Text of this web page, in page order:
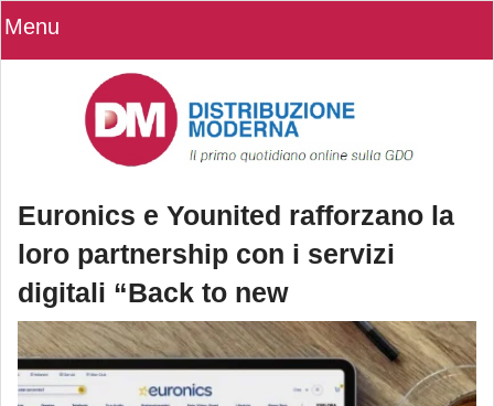
Menu
Euronics e Younited rafforzano la
loro partnership con i servizi
digitali “Back to new